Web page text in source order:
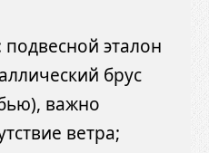
эталон
брус
важно
ветра;